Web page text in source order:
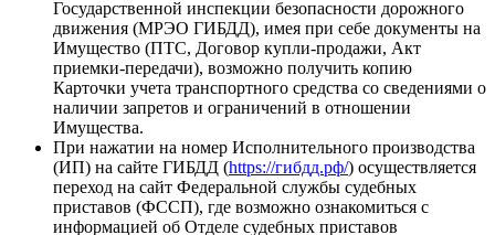
Государственной инспекции безопасности дорожного
движения (МРЭО ГИБДД), имея при себе документы на
Имущество (ПТС, Договор купли-продажи, Акт
приемки-передачи), возможно получить копию
Карточки учета транспортного средства со сведениями о
наличии запретов и ограничений в отношении
Имущества.
При нажатии на номер Исполнительного производства
(ИП) на сайте ГИБДД (https://гибдд.рф/) осуществляется
переход на сайт Федеральной службы судебных
приставов (ФССП), где возможно ознакомиться с
информацией об Отделе судебных приставов